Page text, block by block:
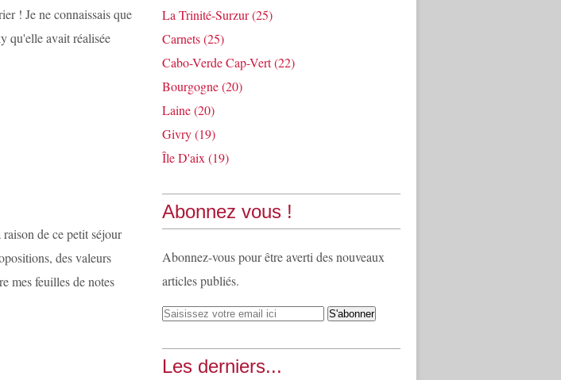
! Je ne connaissais que
qu'elle avait réalisée
de ce petit séjour
des valeurs
mes feuilles de notes
La Trinité-Surzur(25)
Carnets(25)
Cabo-Verde Cap-Vert(22)
Bourgogne(20)
Laine(20)
Givry(19)
Île D'aix (19)
Abonnez vous !
Abonnez-vous pour être averti des nouveaux
articles publiés.
Les derniers...